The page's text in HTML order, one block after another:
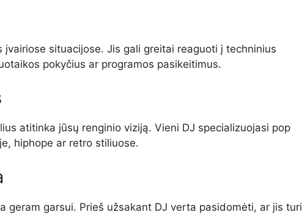
įvairiose situacijose. Jis gali greitai reaguoti į techninius
pokyčius ar programos pasikeitimus.
atitinka jūsų renginio viziją. Vieni DJ specializuojasi pop
hiphope ar retro stiliuose.
geram garsui. Prieš užsakant DJ verta pasidomėti, ar jis turi